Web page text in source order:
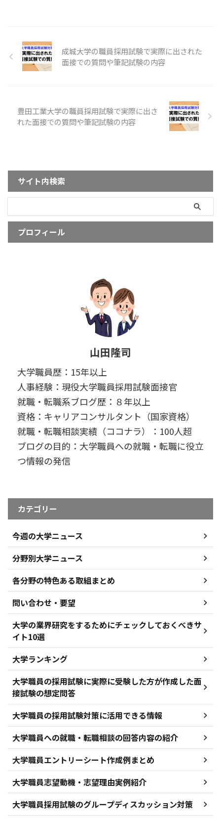
成城大学の職員採用試験で実際に出された
面接での質問や筆記試験の内容
豊田工業大学の職員採用試験で実際に出さ
れた面接での質問や筆記試験の内容
サイト内検索
プロフィール
山田隆司
大学職員歴：15年以上
人事経験：現役大学職員採用試験面接官
就職・転職系ブログ歴：８年以上
資格：キャリアコンサルタント（国家資格）
就職・転職相談実績（ココナラ）：100人超
ブログの目的：大学職員への就職・転職に役立
つ情報の発信
カテゴリー
今週の大学ニュース
分野別大学ニュース
各分野の特色ある取組まとめ
問い合わせ・要望
大学の業界研究をするためにチェックしておくべきサ
イト10選
大学ランキング
大学職員の採用試験に実際に受験した方が作成した面
接試験の想定問答
大学職員の採用試験対策に活用できる情報
大学職員への就職・転職相談の回答内容の紹介
大学職員エントリーシート作成例まとめ
大学職員志望動機・志望理由実例紹介
大学職員採用試験のグループディスカッション対策